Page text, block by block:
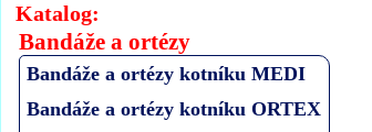
Katalog:
Bandáže a ortézy
Bandáže a ortézy kotníku MEDI
Bandáže a ortézy kotníku ORTEX